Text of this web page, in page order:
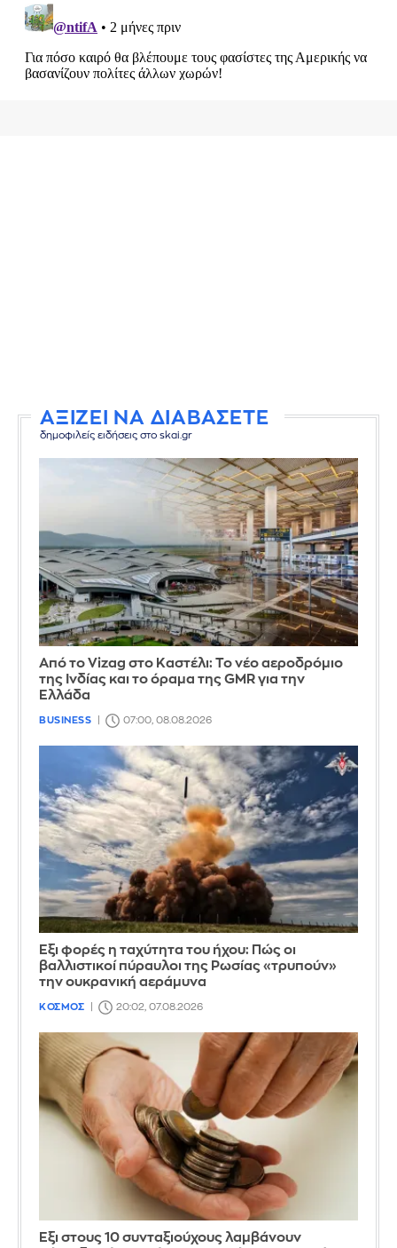
ΑΞΙΖΕΙ ΝΑ ΔΙΑΒΑΣΕΤΕ
δημοφιλείς ειδήσεις στο skai.gr
Από το Vizag στο Καστέλι: Το νέο αεροδρόμιο
της Ινδίας και το όραμα της GMR για την
Ελλάδα
BUSINESS 07:00, 08.08.2026
Έξι φορές η ταχύτητα του ήχου: Πώς οι
βαλλιστικοί πύραυλοι της Ρωσίας «τρυπούν»
την ουκρανική αεράμυνα
ΚΟΣΜΟΣ 20:02, 07.08.2026
Έξι στους 10 συνταξιούχους λαμβάνουν